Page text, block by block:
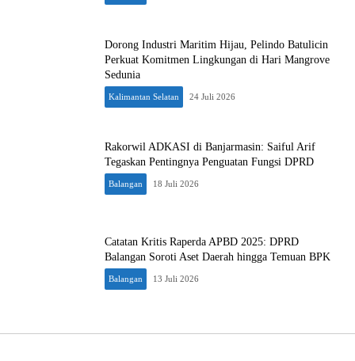
Dorong Industri Maritim Hijau, Pelindo Batulicin
Perkuat Komitmen Lingkungan di Hari Mangrove
Sedunia
Kalimantan Selatan 24 Juli 2026
Rakorwil ADKASI di Banjarmasin: Saiful Arif
Tegaskan Pentingnya Penguatan Fungsi DPRD
Balangan 18 Juli 2026
Catatan Kritis Raperda APBD 2025: DPRD
Balangan Soroti Aset Daerah hingga Temuan BPK
Balangan 13 Juli 2026